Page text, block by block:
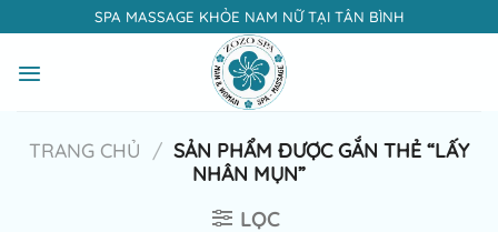
nội
SPA MASSAGE KHỎE NAM NỮ TẠI TÂN BÌNH
TRANG CHỦ / SẢN PHẨM ĐƯỢC GẮN THẺ “LẤY
NHÂN MỤN”
LỌC